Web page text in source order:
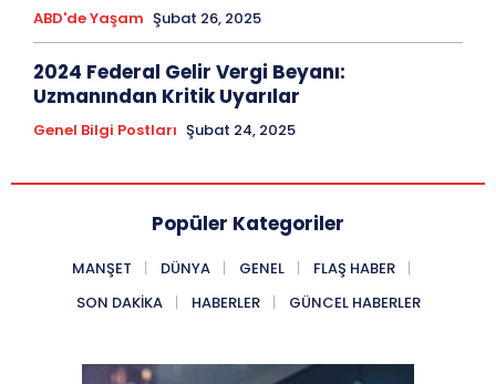
ABD'de Yaşam Şubat 26, 2025
2024 Federal Gelir Vergi Beyanı:
Uzmanından Kritik Uyarılar
Genel Bilgi Postları Şubat 24, 2025
Popüler Kategoriler
MANŞET DÜNYA GENEL
FLAŞ HABER
SON DAKIKA
HABERLER GÜNCEL HABERLER